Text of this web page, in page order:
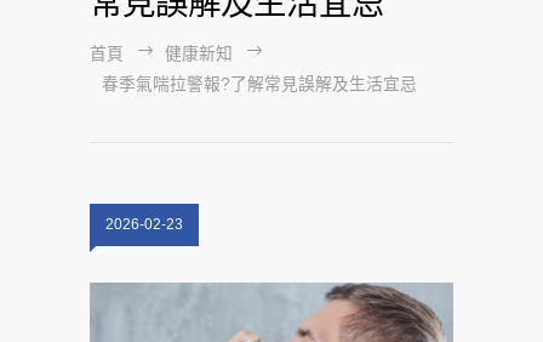
首頁
健康新知
春季氣喘拉警報?了解常見誤解及生活宜忌
2026-02-23